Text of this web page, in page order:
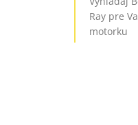
Ray pre
motorku